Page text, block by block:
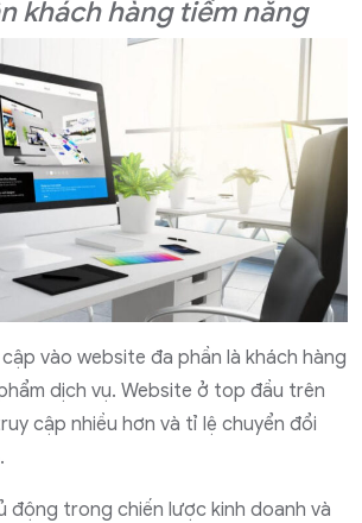
khách hàng tiềm năng
vào website đa phần là khách hàng
dịch vụ. Website ở top đầu trên
cập nhiều hơn và tỉ lệ chuyển đổi
động trong chiến lược kinh doanh và